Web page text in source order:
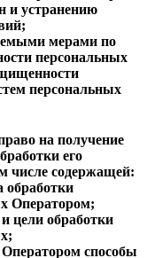
и устранению
мерами по
персональных
персональных
на получение
его
числе содержащей:
обработки
Оператором;
цели обработки
способы